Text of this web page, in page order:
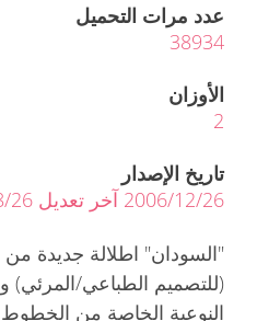
عدد مرات التحميل
38934
الأوزان
2
تاريخ الإصدار
2006/12/26 آخر تعديل 2021/08/26
"السودان" اطلالة جديدة
(للتصميم الطباعي/المرئي)
النوعية الخاصة من الخطوط